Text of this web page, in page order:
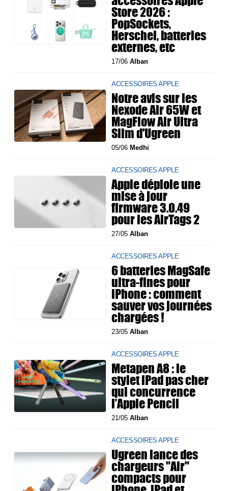
Store 2026 :
PopSockets,
Herschel, batteries
externes, etc
17/06Alban
ACCESSOIRES APPLE
Notre avis sur les
Nexode Air 65W et
MagFlow Air Ultra
Slim d'Ugreen
05/06 Medhi
ACCESSOIRES APPLE
Apple déploie une
mise à jour
firmware 3.0.49
pour les AirTags 2
27/05Alban
ACCESSOIRES APPLE
6 batteries MagSafe
ultra-fines pour
iPhone : comment
sauver vos journées
chargées !
23/05Alban
ACCESSOIRES APPLE
Metapen A8 : le
stylet iPad pas cher
qui concurrence
l’Apple Pencil
21/05Alban
ACCESSOIRES APPLE
Ugreen lance des
chargeurs "Air"
compacts pour